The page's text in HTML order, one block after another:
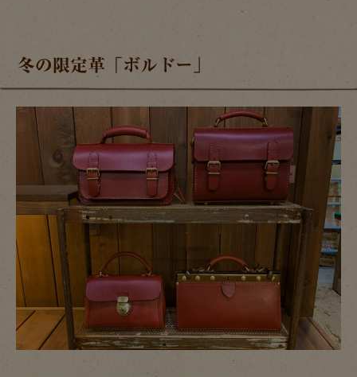
冬の限定革「ボルドー」